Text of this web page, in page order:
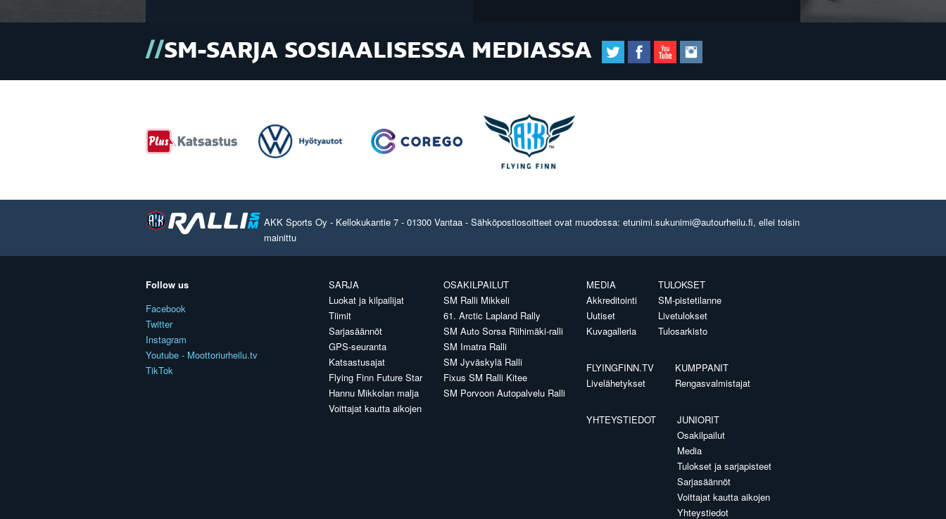
SM-SARJA SOSIAALISESSA MEDIASSA
AKK Sports Oy - Kellokukantie 7 - 01300 Vantaa - Sähköpostiosoitteet ovat muodossa: etunimi.sukunimi@autourheilu.fi, ellei toisin
mainittu
Follow us
Facebook
Twitter
Instagram
Youtube - Moottoriurheilu.tv
TikTok
SARJA
Luokat ja kilpailijat
Tiimit
Sarjasäännöt
GPS-seuranta
Katsastusajat
Flying Finn Future Star
Hannu Mikkolan malja
Voittajat kautta aikojen
OSAKILPAILUT
SM Ralli Mikkeli
61. Arctic Lapland Rally
SM Auto Sorsa Riihimäki-ralli
SM Imatra Ralli
SM Jyväskylä Ralli
Fixus SM Ralli Kitee
SM Porvoon Autopalvelu Ralli
MEDIA
Akkreditointi
Uutiset
Kuvagalleria
TULOKSET
SM-pistetilanne
Livetulokset
Tulosarkisto
FLYINGFINN.TV
Livelähetykset
KUMPPANIT
Rengasvalmistajat
YHTEYSTIEDOT
JUNIORIT
Osakilpailut
Media
Tulokset ja sarjapisteet
Sarjasäännöt
Voittajat kautta aikojen
Yhteystiedot